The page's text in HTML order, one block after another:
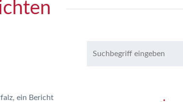
ein Bericht